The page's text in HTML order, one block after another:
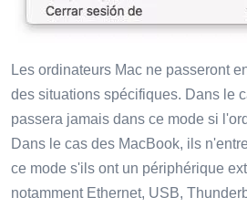
Les ordinateurs Mac ne passeront
des situations spécifiques. Dans le
passera jamais dans ce mode si
Dans le cas des MacBook, ils
ce mode s'ils ont un périphérique
notamment Ethernet, USB,